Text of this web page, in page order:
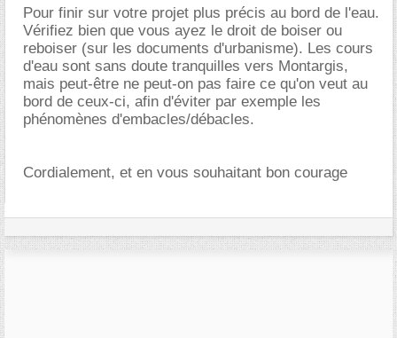
Pour finir sur votre projet plus précis au bord de l'eau.
Vérifiez bien que vous ayez le droit de boiser ou
reboiser (sur les documents d'urbanisme). Les cours
d'eau sont sans doute tranquilles vers Montargis,
mais peut-être ne peut-on pas faire ce qu'on veut au
bord de ceux-ci, afin d'éviter par exemple les
phénomènes d'embacles/débacles.
Cordialement, et en vous souhaitant bon courage